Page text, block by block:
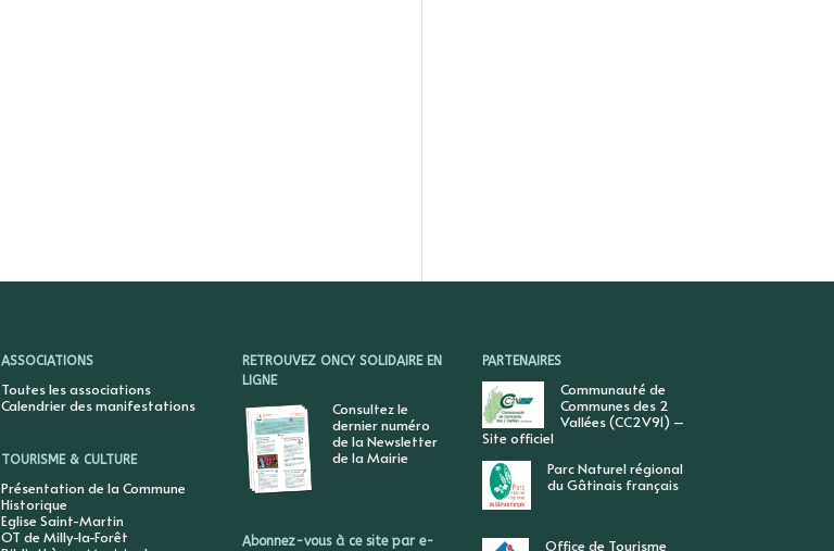
ASSOCIATIONS
Toutes les associations
Calendrier des manifestations
TOURISME & CULTURE
Présentation de la Commune
Historique
Eglise Saint-Martin
OT de Milly-la-Forêt
RETROUVEZ ONCY SOLIDAIRE EN
LIGNE
Consultez le
dernier numéro
de la Newsletter
de la Mairie
Abonnez-vous à ce site par e-
PARTENAIRES
Communauté de
Communes des 2
Vallées (CC2V91) –
Site officiel
Parc Naturel régional
du Gâtinais français
Office de Tourisme